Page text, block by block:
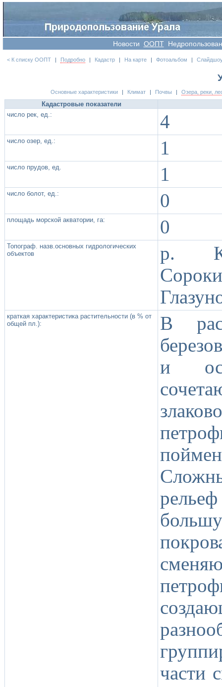
Новости OOПT
< К списку ООПТ | Подробно | Кадастр | На карте | Фотоальбом |
Основные характеристики Климат Почвы Озера, реки,
Кадастровые показатели
число рек, ед.:
4
число озер, ед.: 1
число прудов, ед. 1
число болот, ед.: 0
площадь морской акватории, га: 0
Топограф. назв.основных гидрологических
объектов
р.
краткая характеристика растительности (в % от
общей пл.):
В
и
части